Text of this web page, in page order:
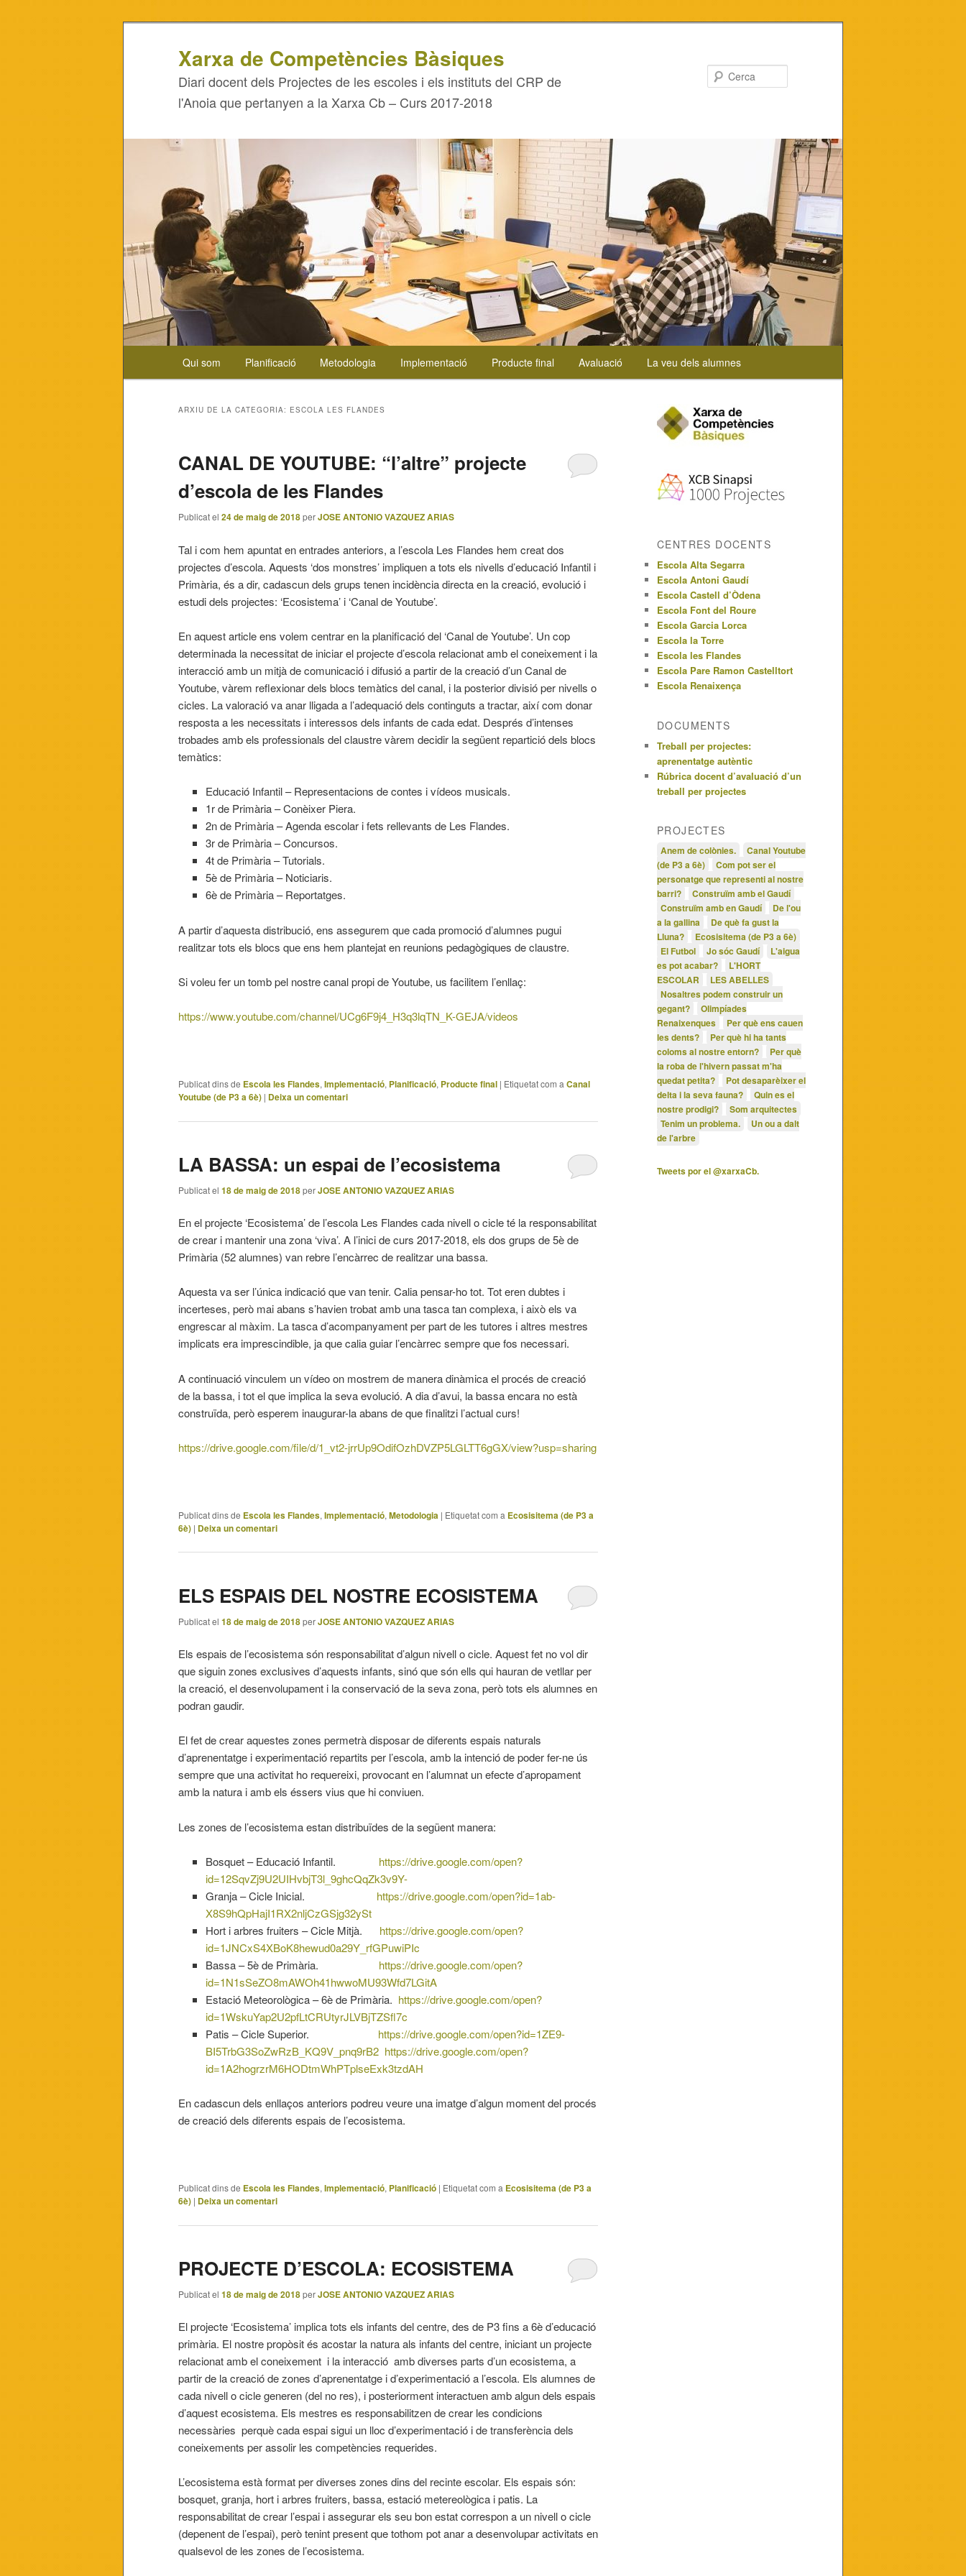
Xarxa de Competències Bàsiques
Diari docent dels Projectes de les escoles i els instituts del CRP de
l'Anoia que pertanyen a la Xarxa Cb – Curs 2017-2018
Aneu
principal
Aneu
secundari
Qui som Planificació Metodologia Implementació Producte final Avaluació La veu dels alumnes
ARXIU DE LA CATEGORIA: ESCOLA LES FLANDES
CANAL DE YOUTUBE: “l’altre” projecte
d’escola de les Flandes
Publicat el 24 de maig de 2018perJOSE ANTONIO VAZQUEZ ARIAS
Tal i com hem apuntat en entrades anteriors, a l’escola Les Flandes hem creat dos
projectes d’escola. Aquests ‘dos monstres’ impliquen a tots els nivells d’educació Infantil i
Primària, és a dir, cadascun dels grups tenen incidència directa en la creació, evolució i
estudi dels projectes: ‘Ecosistema’ i ‘Canal de Youtube’.
En aquest article ens volem centrar en la planificació del ‘Canal de Youtube’. Un cop
determinada la necessitat de iniciar el projecte d’escola relacionat amb el coneixement i la
interacció amb un mitjà de comunicació i difusió a partir de la creació d’un Canal de
Youtube, vàrem reflexionar dels blocs temàtics del canal, i la posterior divisió per nivells o
cicles. La valoració va anar lligada a l’adequació dels continguts a tractar, així com donar
resposta a les necessitats i interessos dels infants de cada edat. Després d’intenses
trobades amb els professionals del claustre vàrem decidir la següent repartició dels blocs
temàtics:
Educació Infantil – Representacions de contes i vídeos musicals.
1r de Primària – Conèixer Piera.
2n de Primària – Agenda escolar i fets rellevants de Les Flandes.
3r de Primària – Concursos.
4t de Primària – Tutorials.
5è de Primària – Noticiaris.
6è de Primària – Reportatges.
A partir d’aquesta distribució, ens assegurem que cada promoció d’alumnes pugui
realitzar tots els blocs que ens hem plantejat en reunions pedagògiques de claustre.
Si voleu fer un tomb pel nostre canal propi de Youtube, us facilitem l’enllaç:
https://www.youtube.com/channel/UCg6F9j4_H3q3lqTN_K-GEJA/videos
Publicat dins de Escola les Flandes, Implementació, Planificació, Producte final | Etiquetat com a Canal
Youtube (de P3 a 6è) | Deixa un comentari
LA BASSA: un espai de l’ecosistema
Publicat el 18 de maig de 2018perJOSE ANTONIO VAZQUEZ ARIAS
En el projecte ‘Ecosistema’ de l’escola Les Flandes cada nivell o cicle té la responsabilitat
de crear i mantenir una zona ‘viva’. A l’inici de curs 2017-2018, els dos grups de 5è de
Primària (52 alumnes) van rebre l’encàrrec de realitzar una bassa.
Aquesta va ser l’única indicació que van tenir. Calia pensar-ho tot. Tot eren dubtes i
incerteses, però mai abans s’havien trobat amb una tasca tan complexa, i això els va
engrescar al màxim. La tasca d’acompanyament per part de les tutores i altres mestres
implicats era imprescindible, ja que calia guiar l’encàrrec sempre que fos necessari.
A continuació vinculem un vídeo on mostrem de manera dinàmica el procés de creació
de la bassa, i tot el que implica la seva evolució. A dia d’avui, la bassa encara no està
construïda, però esperem inaugurar-la abans de que finalitzi l’actual curs!
https://drive.google.com/file/d/1_vt2-jrrUp9OdifOzhDVZP5LGLTT6gGX/view?usp=sharing
Publicat dins de Escola les Flandes, Implementació, Metodologia | Etiquetat com a Ecosisitema (de P3 a
6è) | Deixa un comentari
ELS ESPAIS DEL NOSTRE ECOSISTEMA
Publicat el 18 de maig de 2018perJOSE ANTONIO VAZQUEZ ARIAS
Els espais de l’ecosistema són responsabilitat d’algun nivell o cicle. Aquest fet no vol dir
que siguin zones exclusives d’aquests infants, sinó que són ells qui hauran de vetllar per
la creació, el desenvolupament i la conservació de la seva zona, però tots els alumnes en
podran gaudir.
El fet de crear aquestes zones permetrà disposar de diferents espais naturals
d’aprenentatge i experimentació repartits per l’escola, amb la intenció de poder fer-ne ús
sempre que una activitat ho requereixi, provocant en l’alumnat un efecte d’apropament
amb la natura i amb els éssers vius que hi conviuen.
Les zones de l’ecosistema estan distribuïdes de la següent manera:
Bosquet – Educació Infantil. https://drive.google.com/open?
id=12SqvZj9U2UIHvbjT3l_9ghcQqZk3v9Y-
Granja – Cicle Inicial. https://drive.google.com/open?id=1ab-
X8S9hQpHajI1RX2nljCzGSjg32ySt
Hort i arbres fruiters – Cicle Mitjà. https://drive.google.com/open?
id=1JNCxS4XBoK8hewud0a29Y_rfGPuwiPIc
Bassa – 5è de Primària. https://drive.google.com/open?
id=1N1sSeZO8mAWOh41hwwoMU93Wfd7LGitA
Estació Meteorològica – 6è de Primària. https://drive.google.com/open?
id=1WskuYap2U2pfLtCRUtyrJLVBjTZSfl7c
Patis – Cicle Superior. https://drive.google.com/open?id=1ZE9-
BI5TrbG3SoZwRzB_KQ9V_pnq9rB2 https://drive.google.com/open?
id=1A2hogrzrM6HODtmWhPTplseExk3tzdAH
En cadascun dels enllaços anteriors podreu veure una imatge d’algun moment del procés
de creació dels diferents espais de l’ecosistema.
Publicat dins de Escola les Flandes, Implementació, Planificació | Etiquetat com a Ecosisitema (de P3 a
6è) | Deixa un comentari
PROJECTE D’ESCOLA: ECOSISTEMA
Publicat el 18 de maig de 2018perJOSE ANTONIO VAZQUEZ ARIAS
El projecte ‘Ecosistema’ implica tots els infants del centre, des de P3 fins a 6è d’educació
primària. El nostre propòsit és acostar la natura als infants del centre, iniciant un projecte
relacionat amb el coneixement i la interacció amb diverses parts d’un ecosistema, a
partir de la creació de zones d’aprenentatge i d’experimentació a l’escola. Els alumnes de
cada nivell o cicle generen (del no res), i posteriorment interactuen amb algun dels espais
d’aquest ecosistema. Els mestres es responsabilitzen de crear les condicions
necessàries perquè cada espai sigui un lloc d’experimentació i de transferència dels
coneixements per assolir les competències requerides.
L’ecosistema està format per diverses zones dins del recinte escolar. Els espais són:
bosquet, granja, hort i arbres fruiters, bassa, estació metereològica i patis. La
responsabilitat de crear l’espai i assegurar els seu bon estat correspon a un nivell o cicle
(depenent de l’espai), però tenint present que tothom pot anar a desenvolupar activitats en
qualsevol de les zones de l’ecosistema.
CENTRES DOCENTS
Escola Alta Segarra
Escola Antoni Gaudí
Escola Castell d’Òdena
Escola Font del Roure
Escola Garcia Lorca
Escola la Torre
Escola les Flandes
Escola Pare Ramon Castelltort
Escola Renaixença
DOCUMENTS
Treball per projectes:
aprenentatge autèntic
Rúbrica docent d’avaluació d’un
treball per projectes
PROJECTES
Anem de colònies.
Canal Youtube
(de P3 a 6è)
Com pot ser el
personatge que representi al nostre
barri?
Construïm amb el Gaudí
Construïm amb en Gaudí
De l'ou
a la gallina
De què fa gust la
Lluna?
Ecosisitema (de P3 a 6è)
El Futbol
Jo sóc Gaudí
L'aigua
es pot acabar?
L'HORT
ESCOLAR
LES ABELLES
Nosaltres podem construir un
gegant?
Olimpíades
Renaixenques
Per què ens cauen
les dents?
Per què hi ha tants
coloms al nostre entorn?
Per què
la roba de l'hivern passat m'ha
quedat petita?
Pot desaparèixer el
delta i la seva fauna?
Quin es el
nostre prodigi?
Som arquitectes
Tenim un problema.
Un ou a dalt
de l'arbre
Tweets por el @xarxaCb.